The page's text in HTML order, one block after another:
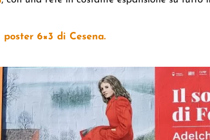
6×3 di Cesena.